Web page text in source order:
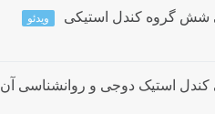
شش گروه کندل استیکی ویدئو
استیک دوجی و روانشناسی آن